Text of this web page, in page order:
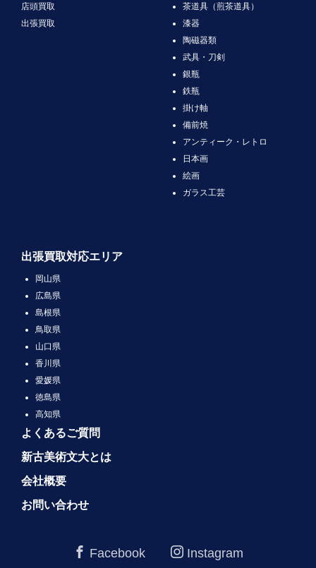
店頭買取
出張買取
茶道具（煎茶道具）
漆器
陶磁器類
武具・刀剣
銀瓶
鉄瓶
掛け軸
備前焼
アンティーク・レトロ
日本画
絵画
ガラス工芸
出張買取対応エリア
岡山県
広島県
島根県
鳥取県
山口県
香川県
愛媛県
徳島県
高知県
よくあるご質問
新古美術文大とは
会社概要
お問い合わせ
Facebook Instagram